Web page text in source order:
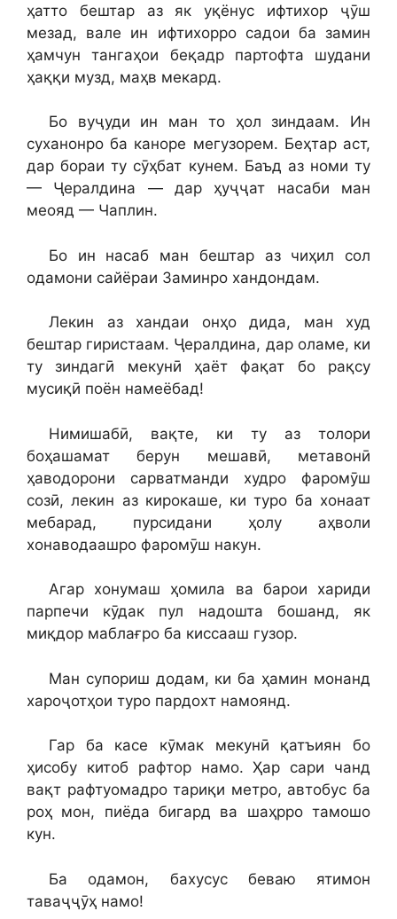
ҳатто бештар аз як уқёнус ифтихор ҷӯш
мезад, вале ин ифтихорро садои ба замин
ҳамчун тангаҳои беқадр партофта шудани
ҳаққи музд, маҳв мекард.
Бо вуҷуди ин ман то ҳол зиндаам. Ин
суханонро ба каноре мегузорем. Беҳтар аст,
дар бораи ту сӯҳбат кунем. Баъд аз номи ту
— Ҷералдина — дар ҳуҷҷат насаби ман
меояд — Чаплин.
Бо ин насаб ман бештар аз чиҳил сол
одамони сайёраи Заминро хандондам.
Лекин аз хандаи онҳо дида, ман худ
бештар гиристаам. Ҷералдина, дар оламе, ки
ту зиндагӣ мекунӣ ҳаёт фақат бо рақсу
мусиқӣ поён намеёбад!
Нимишабӣ, вақте, ки ту аз толори
боҳашамат берун мешавӣ, метавонӣ
ҳаводорони сарватманди худро фаромӯш
созӣ, лекин аз кирокаше, ки туро ба хонаат
мебарад, пурсидани ҳолу аҳволи
хонаводаашро фаромӯш накун.
Агар хонумаш ҳомила ва барои хариди
парпечи кӯдак пул надошта бошанд, як
миқдор маблағро ба киссааш гузор.
Ман супориш додам, ки ба ҳамин монанд
хароҷотҳои туро пардохт намоянд.
Гар ба касе кӯмак мекунӣ қатъиян бо
ҳисобу китоб рафтор намо. Ҳар сари чанд
вақт рафтуомадро тариқи метро, автобус ба
роҳ мон, пиёда бигард ва шаҳрро тамошо
кун.
Ба одамон, бахусус беваю ятимон
таваҷҷӯҳ намо!